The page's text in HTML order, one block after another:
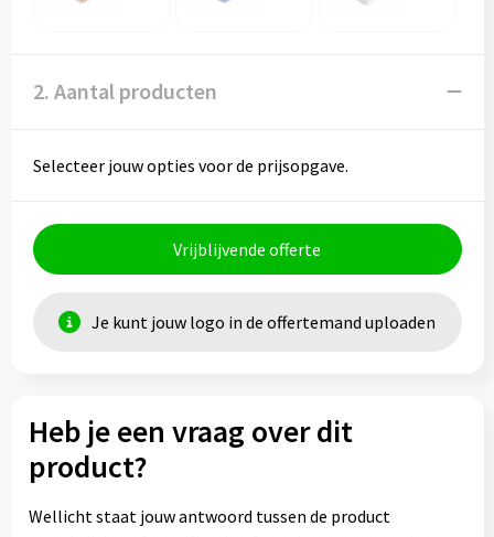
2. Aantal producten
Selecteer jouw opties voor de prijsopgave.
Vrijblijvende offerte
Je kunt jouw logo in de offertemand uploaden
Heb je een vraag over dit
product?
Wellicht staat jouw antwoord tussen de product